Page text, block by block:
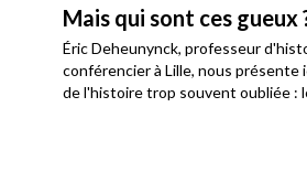
Mais qui sont ces gueux
Éric Deheunynck, professeur
conférencier à Lille, nous présente
de l'histoire trop souvent oubliée :